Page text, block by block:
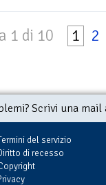
1 di 10 1 2
Scrivi una
del servizio
di recesso